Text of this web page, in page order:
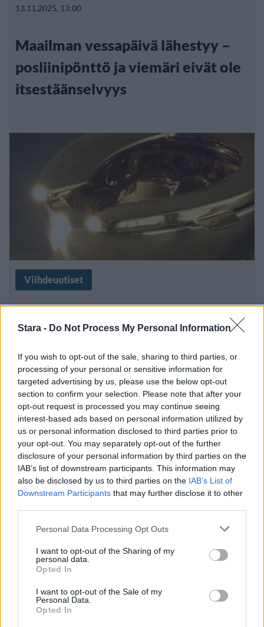
Stara - Do Not Process My Personal Information
If you wish to opt-out of the sale, sharing to third parties, or
processing of your personal or sensitive information for
targeted advertising by us, please use the below opt-out
section to confirm your selection. Please note that after your
opt-out request is processed you may continue seeing
interest-based ads based on personal information utilized by
us or personal information disclosed to third parties prior to
your opt-out. You may separately opt-out of the further
disclosure of your personal information by third parties on the
IAB’s list of downstream participants. This information may
also be disclosed by us to third parties on the IAB’s List of
Downstream Participants that may further disclose it to other
Personal Data Processing Opt Outs
I want to opt-out of the Sharing of my
personal data.
Opted In
I want to opt-out of the Sale of my
Personal Data.
Opted In
13.11.2025, 13:00
Maailman vessapäivä lähestyy –
posliinipönttö ja viemäri eivät ole
itsestäänselvyys
Viihdeuutiset
2.11.2025, 7:00
valmistettiin kullasta – hinta yli 10
miljoonaa
26.10.2025, 23:55